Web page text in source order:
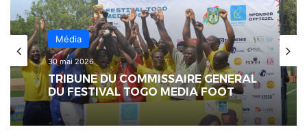
Média
30 mai 2026
Football
16 avril 2026
Le festival Togo Media Foot a
formalisé un partenariat avec Coris
Bank International Togo en signant
une convention.